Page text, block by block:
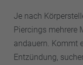
Je nach
Piercings mehrere
andauern. Kommt
Entzündung,